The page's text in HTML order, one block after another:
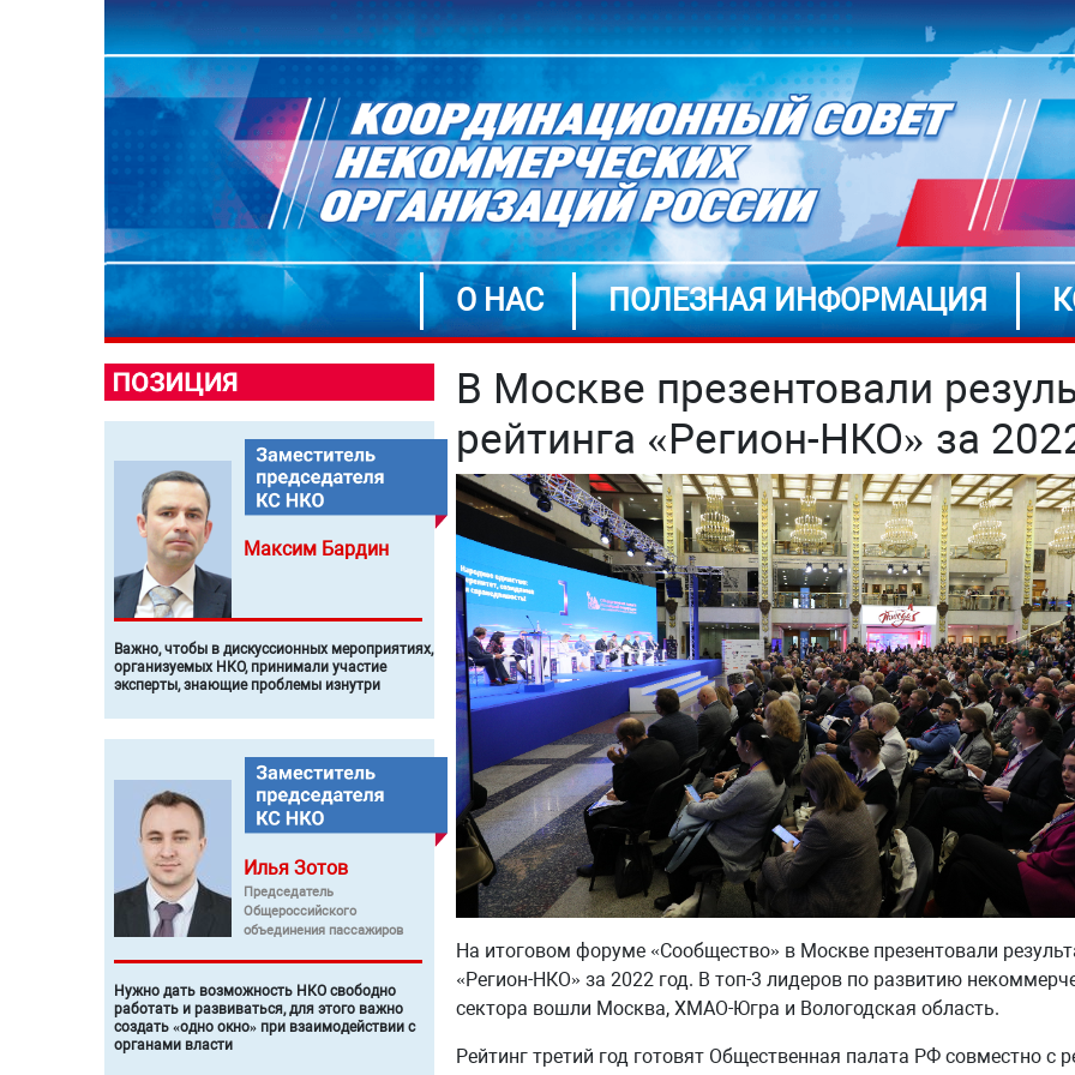
О НАС ПОЛЕЗНАЯ ИНФОРМАЦИЯ
Максим Бардин
Важно, чтобы в дискуссионных мероприятиях,
организуемых НКО, принимали участие
эксперты, знающие проблемы изнутри
Илья Зотов
Председатель
Общероссийского
объединения пассажиров
Нужно дать возможность НКО свободно
работать и развиваться, для этого важно
создать «одно окно» при взаимодействии с
органами власти
В Москве презентовали
рейтинга «Регион-НКО» за
На итоговом форуме «Сообщество» в Москве презентовали
«Регион-НКО» за 2022 год. В топ-3 лидеров по развитию
сектора вошли Москва, ХМАО-Югра и Вологодская область.
Рейтинг третий год готовят Общественная палата РФ совместно с